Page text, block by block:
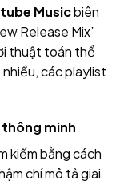
Musicbiên
Release Mix”
thuật toán thể
các playlist
thông minh
kiếm bằng cách
chí mô tả giai